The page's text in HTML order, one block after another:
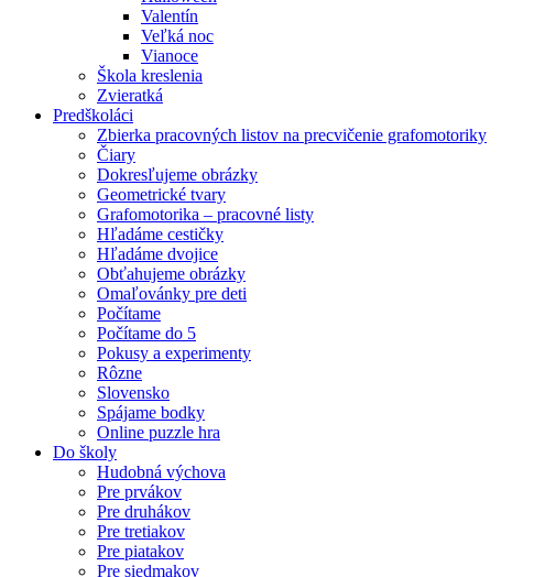
Valentín
Veľká noc
Vianoce
Škola kreslenia
Zvieratká
Predškoláci
Zbierka pracovných listov na precvičenie grafomotoriky
Čiary
Dokresľujeme obrázky
Geometrické tvary
Grafomotorika – pracovné listy
Hľadáme cestičky
Hľadáme dvojice
Obťahujeme obrázky
Omaľovánky pre deti
Počítame
Počítame do 5
Pokusy a experimenty
Rôzne
Slovensko
Spájame bodky
Online puzzle hra
Do školy
Hudobná výchova
Pre prvákov
Pre druhákov
Pre tretiakov
Pre piatakov
Pre siedmakov